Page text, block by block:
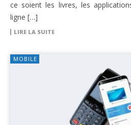
ce soient les livres, les
ligne […]
LIRE LA SUITE
MOBILE